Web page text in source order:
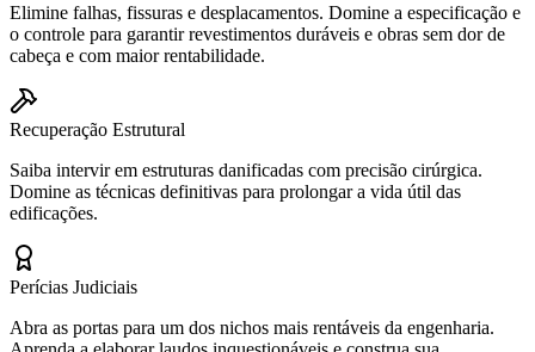
Elimine falhas, fissuras e desplacamentos. Domine a especificação e
o controle para garantir revestimentos duráveis e obras sem dor de
cabeça e com maior rentabilidade.
Recuperação Estrutural
Saiba intervir em estruturas danificadas com precisão cirúrgica.
Domine as técnicas definitivas para prolongar a vida útil das
edificações.
Perícias Judiciais
Abra as portas para um dos nichos mais rentáveis da engenharia.